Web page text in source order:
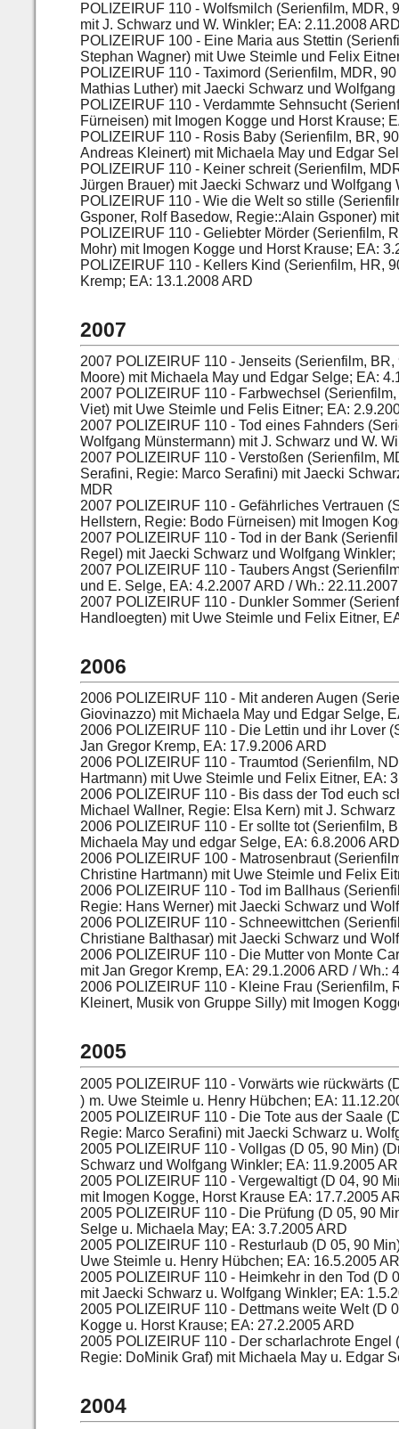
POLIZEIRUF 110 - Wolfsmilch (Serienfilm, MDR,
mit J. Schwarz und W. Winkler; EA: 2.11.2008
POLIZEIRUF 100 - Eine Maria aus Stettin
Stephan Wagner) mit Uwe Steimle und Felix
POLIZEIRUF 110 - Taximord (Serienfilm, MDR,
Mathias Luther) mit Jaecki Schwarz und
POLIZEIRUF 110 - Verdammte Sehnsucht
Fürneisen) mit Imogen Kogge und Horst Krause;
POLIZEIRUF 110 - Rosis Baby (Serienfilm, BR,
Andreas Kleinert) mit Michaela May und Edgar
POLIZEIRUF 110 - Keiner schreit (Serienfilm,
Jürgen Brauer) mit Jaecki Schwarz und Wolfgang
POLIZEIRUF 110 - Wie die Welt so stille
Gsponer, Rolf Basedow, Regie::Alain Gsponer)
POLIZEIRUF 110 - Geliebter Mörder (Serienfilm,
Mohr) mit Imogen Kogge und Horst Krause; EA:
POLIZEIRUF 110 - Kellers Kind (Serienfilm, HR,
Kremp; EA: 13.1.2008 ARD
2007
2007 POLIZEIRUF 110 - Jenseits (Serienfilm,
Moore) mit Michaela May und Edgar Selge; EA:
2007 POLIZEIRUF 110 - Farbwechsel
Viet) mit Uwe Steimle und Felis Eitner; EA:
2007 POLIZEIRUF 110 - Tod eines Fahnders
Wolfgang Münstermann) mit J. Schwarz und W.
2007 POLIZEIRUF 110 - Verstoßen (Serienfilm,
Serafini, Regie: Marco Serafini) mit Jaecki
MDR
2007 POLIZEIRUF 110 - Gefährliches Vertrauen
Hellstern, Regie: Bodo Fürneisen) mit Imogen
2007 POLIZEIRUF 110 - Tod in der Bank
Regel) mit Jaecki Schwarz und Wolfgang
2007 POLIZEIRUF 110 - Taubers Angst
und E. Selge, EA: 4.2.2007 ARD / Wh.:
2007 POLIZEIRUF 110 - Dunkler Sommer
Handloegten) mit Uwe Steimle und Felix Eitner,
2006
2006 POLIZEIRUF 110 - Mit anderen Augen
Giovinazzo) mit Michaela May und Edgar Selge,
2006 POLIZEIRUF 110 - Die Lettin und ihr Lover
Jan Gregor Kremp, EA: 17.9.2006 ARD
2006 POLIZEIRUF 110 - Traumtod (Serienfilm,
Hartmann) mit Uwe Steimle und Felix Eitner, EA:
2006 POLIZEIRUF 110 - Bis dass der Tod euch
Michael Wallner, Regie: Elsa Kern) mit J.
2006 POLIZEIRUF 110 - Er sollte tot (Serienfilm,
Michaela May und edgar Selge, EA: 6.8.2006
2006 POLIZEIRUF 100 - Matrosenbraut
Christine Hartmann) mit Uwe Steimle und Felix
2006 POLIZEIRUF 110 - Tod im Ballhaus
Regie: Hans Werner) mit Jaecki Schwarz und
2006 POLIZEIRUF 110 - Schneewittchen
Christiane Balthasar) mit Jaecki Schwarz und
2006 POLIZEIRUF 110 - Die Mutter von Monte
mit Jan Gregor Kremp, EA: 29.1.2006 ARD / Wh.:
2006 POLIZEIRUF 110 - Kleine Frau (Serienfilm,
Kleinert, Musik von Gruppe Silly) mit Imogen
2005
2005 POLIZEIRUF 110 - Vorwärts wie rückwärts
) m. Uwe Steimle u. Henry Hübchen; EA:
2005 POLIZEIRUF 110 - Die Tote aus der Saale
Regie: Marco Serafini) mit Jaecki Schwarz u.
2005 POLIZEIRUF 110 - Vollgas (D 05, 90 Min)
Schwarz und Wolfgang Winkler; EA: 11.9.2005
2005 POLIZEIRUF 110 - Vergewaltigt (D 04, 90
mit Imogen Kogge, Horst Krause EA: 17.7.2005
2005 POLIZEIRUF 110 - Die Prüfung (D 05, 90
Selge u. Michaela May; EA: 3.7.2005 ARD
2005 POLIZEIRUF 110 - Resturlaub (D 05, 90
Uwe Steimle u. Henry Hübchen; EA: 16.5.2005
2005 POLIZEIRUF 110 - Heimkehr in den Tod (D
mit Jaecki Schwarz u. Wolfgang Winkler; EA:
2005 POLIZEIRUF 110 - Dettmans weite Welt (D
Kogge u. Horst Krause; EA: 27.2.2005 ARD
2005 POLIZEIRUF 110 - Der scharlachrote
Regie: DoMinik Graf) mit Michaela May u. Edgar
2004